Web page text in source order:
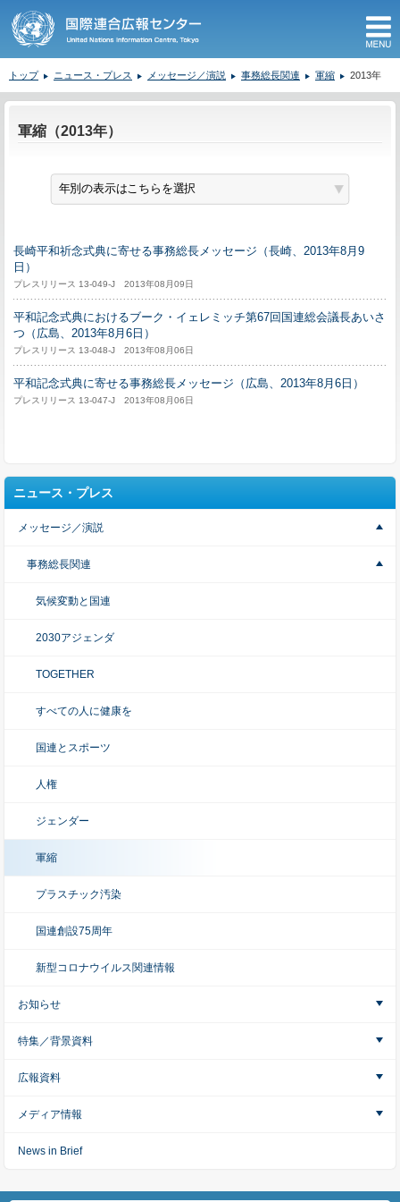
トップ ニュース・プレス メッセージ／演説 事務総長関連 軍縮 2013年
軍縮（2013年）
長崎平和祈念式典に寄せる事務総長メッセージ（長崎、2013年8月9
日）
プレスリリース 13-049-J 2013年08月09日
平和記念式典におけるブーク・イェレミッチ第67回国連総会議長あいさ
つ（広島、2013年8月6日）
プレスリリース 13-048-J 2013年08月06日
平和記念式典に寄せる事務総長メッセージ（広島、2013年8月6日）
プレスリリース 13-047-J 2013年08月06日
ニュース・プレス
メッセージ／演説
事務総長関連
気候変動と国連
2030アジェンダ
TOGETHER
すべての人に健康を
国連とスポーツ
人権
ジェンダー
軍縮
プラスチック汚染
国連創設75周年
新型コロナウイルス関連情報
お知らせ
特集／背景資料
広報資料
メディア情報
News in Brief